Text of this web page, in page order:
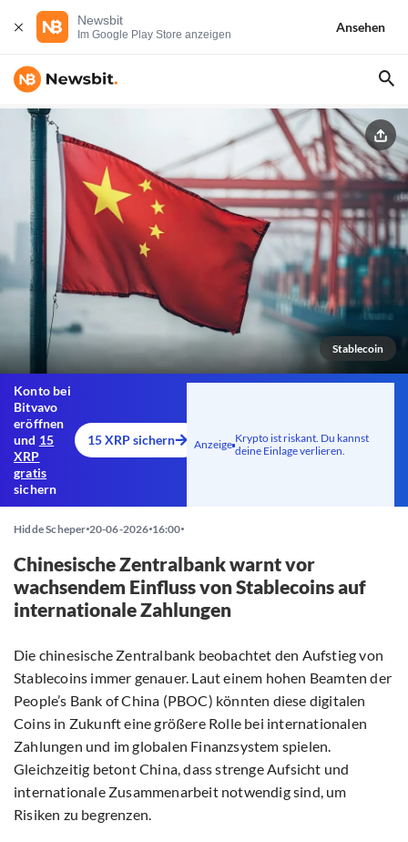
Newsbit
Im Google Play Store anzeigen
Ansehen
Stablecoin
Konto bei
Bitvavo
eröffnen
und 15
XRP
gratis
sichern
15 XRP sichern Anzeige Krypto ist riskant. Du kannst
deine Einlage verlieren.
Hidde Scheper 20-06-2026 16:00
Chinesische Zentralbank warnt vor
wachsendem Einfluss von Stablecoins auf
internationale Zahlungen
Die chinesische Zentralbank beobachtet den Aufstieg von
Stablecoins immer genauer. Laut einem hohen Beamten der
People’s Bank of China (PBOC) könnten diese digitalen
Coins in Zukunft eine größere Rolle bei internationalen
Zahlungen und im globalen Finanzsystem spielen.
Gleichzeitig betont China, dass strenge Aufsicht und
internationale Zusammenarbeit notwendig sind, um
Risiken zu begrenzen.